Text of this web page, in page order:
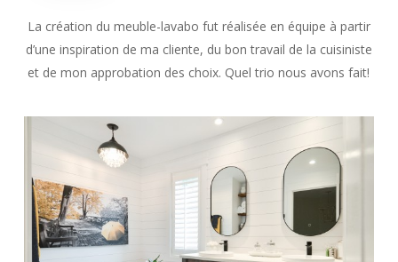
La création du meuble-lavabo fut réalisée en équipe à partir
d’une inspiration de ma cliente, du bon travail de la cuisiniste
et de mon approbation des choix. Quel trio nous avons fait!